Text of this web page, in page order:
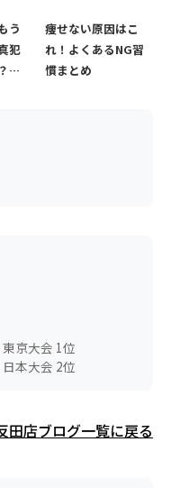
つ
お腹を割る方法
う
犯
ガ
痩せない原因はこ
れ！よくあるNG習
慣まとめ
京大会 1位
本大会 2位
田店ブログ一覧に戻る